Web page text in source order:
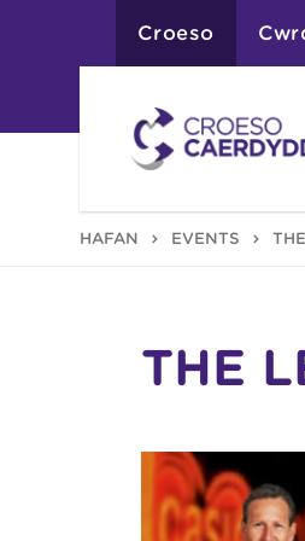
Croeso
HAFAN EVENTS
THE